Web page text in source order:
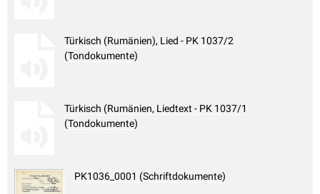
Türkisch (Rumänien), Lied - PK 1037/2
(Tondokumente)
Türkisch (Rumänien, Liedtext - PK 1037/1
(Tondokumente)
PK1036_0001 (Schriftdokumente)